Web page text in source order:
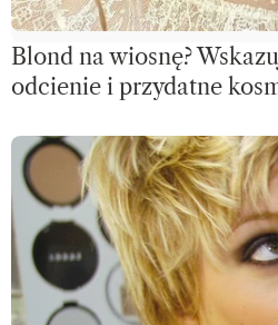
Blond na wiosnę?
odcienie i przydatne